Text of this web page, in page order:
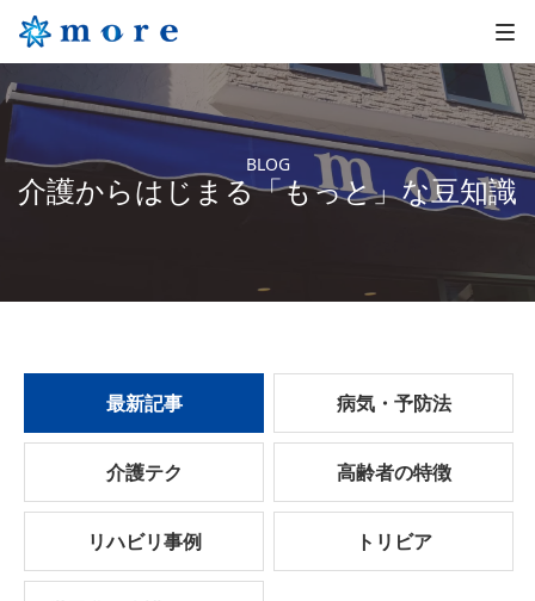
BLOG
介護からはじまる「もっと」な豆知識
最新記事 病気・予防法
介護テク 高齢者の特徴
リハビリ事例 トリビア